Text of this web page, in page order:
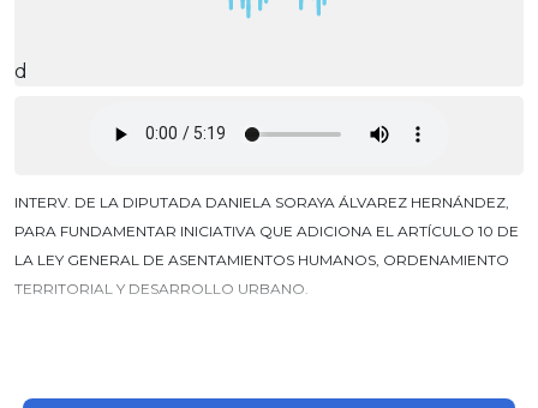
d
INTERV. DE LA DIPUTADA DANIELA SORAYA ÁLVAREZ HERNÁNDEZ,
PARA FUNDAMENTAR INICIATIVA QUE ADICIONA EL ARTÍCULO 10 DE
LA LEY GENERAL DE ASENTAMIENTOS HUMANOS, ORDENAMIENTO
TERRITORIAL Y DESARROLLO URBANO.